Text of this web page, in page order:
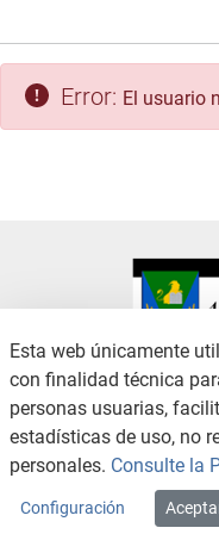
Error: El usuario
CANAL DE
POLÍTICA DE
Copyright © 2026 /
Esta web únicamente
con finalidad técnica
personas usuarias,
estadísticas de uso, no
personales. Consulte la
Configuración